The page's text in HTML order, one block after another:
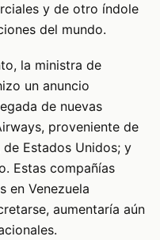
y de otro índole
del mundo.
la ministra de
un anuncio
de nuevas
proveniente de
Estados Unidos; y
Estas compañías
en Venezuela
aumentaría aún